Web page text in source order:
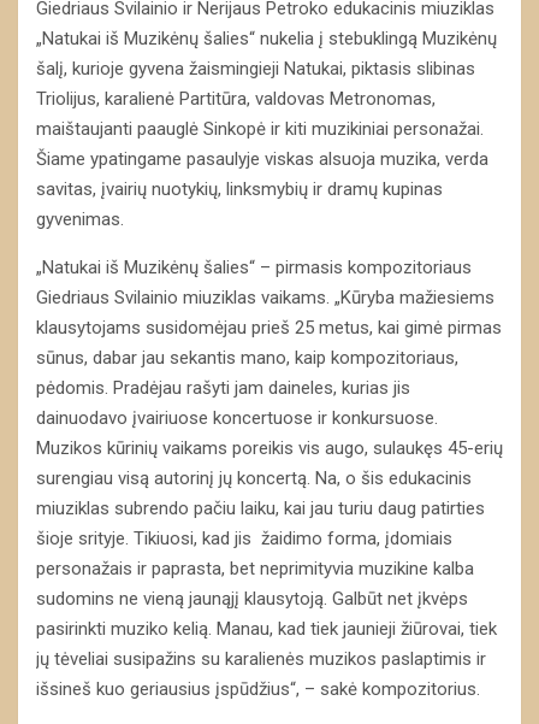
Giedriaus Svilainio ir Nerijaus Petroko edukacinis miuziklas
„Natukai iš Muzikėnų šalies“ nukelia į stebuklingą Muzikėnų
šalį, kurioje gyvena žaismingieji Natukai, piktasis slibinas
Triolijus, karalienė Partitūra, valdovas Metronomas,
maištaujanti paauglė Sinkopė ir kiti muzikiniai personažai.
Šiame ypatingame pasaulyje viskas alsuoja muzika, verda
savitas, įvairių nuotykių, linksmybių ir dramų kupinas
gyvenimas.
„Natukai iš Muzikėnų šalies“ – pirmasis kompozitoriaus
Giedriaus Svilainio miuziklas vaikams. „Kūryba mažiesiems
klausytojams susidomėjau prieš 25 metus, kai gimė pirmas
sūnus, dabar jau sekantis mano, kaip kompozitoriaus,
pėdomis. Pradėjau rašyti jam daineles, kurias jis
dainuodavo įvairiuose koncertuose ir konkursuose.
Muzikos kūrinių vaikams poreikis vis augo, sulaukęs 45-erių
surengiau visą autorinį jų koncertą. Na, o šis edukacinis
miuziklas subrendo pačiu laiku, kai jau turiu daug patirties
šioje srityje. Tikiuosi, kad jis žaidimo forma, įdomiais
personažais ir paprasta, bet neprimityvia muzikine kalba
sudomins ne vieną jaunąjį klausytoją. Galbūt net įkvėps
pasirinkti muziko kelią. Manau, kad tiek jaunieji žiūrovai, tiek
jų tėveliai susipažins su karalienės muzikos paslaptimis ir
išsineš kuo geriausius įspūdžius“, – sakė kompozitorius.